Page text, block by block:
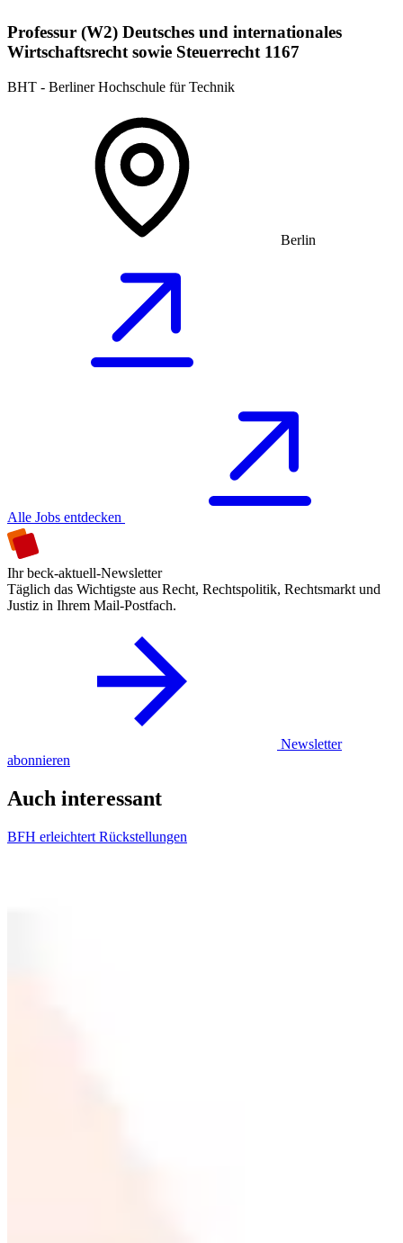
Professur (W2) Deutsches und internationales
Wirtschaftsrecht sowie Steuerrecht 1167
BHT - Berliner Hochschule für Technik
Berlin
Alle Jobs entdecken
Ihr beck-aktuell-Newsletter
Täglich das Wichtigste aus Recht, Rechtspolitik, Rechtsmarkt und
Justiz in Ihrem Mail-Postfach.
Newsletter
abonnieren
Auch interessant
BFH erleichtert Rückstellungen